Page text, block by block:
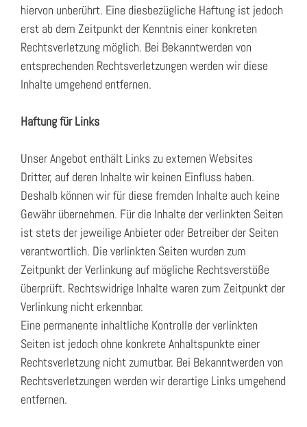
hiervon unberührt. Eine diesbezügliche Haftung ist jedoch
erst ab dem Zeitpunkt der Kenntnis einer konkreten
Rechtsverletzung möglich. Bei Bekanntwerden von
entsprechenden Rechtsverletzungen werden wir diese
Inhalte umgehend entfernen.
Haftung für Links
Unser Angebot enthält Links zu externen Websites
Dritter, auf deren Inhalte wir keinen Einfluss haben.
Deshalb können wir für diese fremden Inhalte auch keine
Gewähr übernehmen. Für die Inhalte der verlinkten Seiten
ist stets der jeweilige Anbieter oder Betreiber der Seiten
verantwortlich. Die verlinkten Seiten wurden zum
Zeitpunkt der Verlinkung auf mögliche Rechtsverstöße
überprüft. Rechtswidrige Inhalte waren zum Zeitpunkt der
Verlinkung nicht erkennbar.
Eine permanente inhaltliche Kontrolle der verlinkten
Seiten ist jedoch ohne konkrete Anhaltspunkte einer
Rechtsverletzung nicht zumutbar. Bei Bekanntwerden von
Rechtsverletzungen werden wir derartige Links umgehend
entfernen.